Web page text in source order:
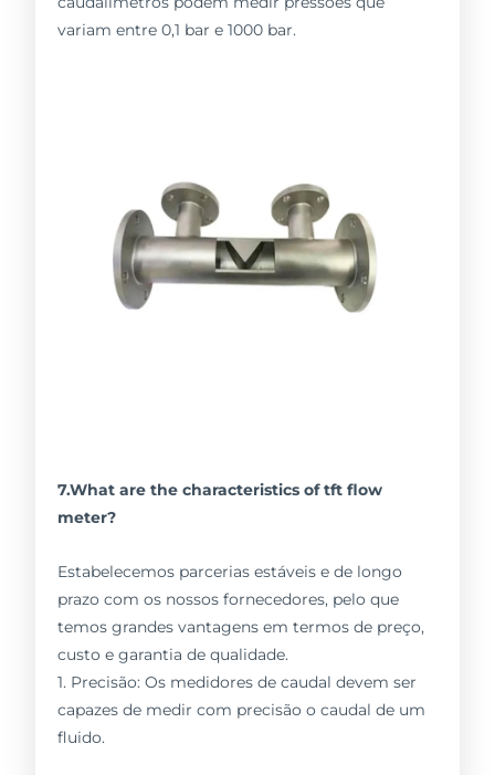
variam entre 0,1 bar e 1000 bar.
7.What are the characteristics of tft flow
meter?
Estabelecemos parcerias estáveis e de longo
prazo com os nossos fornecedores, pelo que
temos grandes vantagens em termos de preço,
custo e garantia de qualidade.
1. Precisão: Os medidores de caudal devem ser
capazes de medir com precisão o caudal de um
fluido.